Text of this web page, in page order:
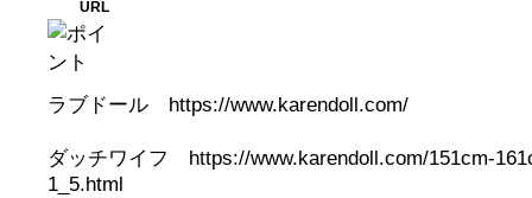
URL
ラブドール https://www.karendoll.com/
ダッチワイフ https://www.karendoll.com/151cm-
1_5.html